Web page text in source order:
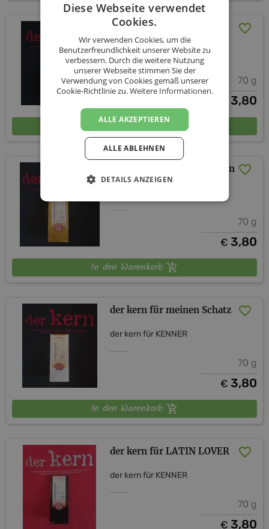
der kern für Exoten
der kern für KENNER
70 g
3,80
In den Warenkorb
der kern für Zimtschnecken
70 g
€ 3,80
In den Warenkorb
der kern für meinen Schatz
der kern für KENNER
70 g
€ 3,80
In den Warenkorb
der kern für LATIN LOVER
der kern für KENNER
70 g
€ 3,80
Diese Webseite verwendet
Cookies.
Wir verwenden Cookies, um die
Benutzerfreundlichkeit unserer Website zu
verbessern. Durch die weitere Nutzung
unserer Webseite stimmen Sie der
Verwendung von Cookies gemäß unserer
Cookie-Richtlinie zu.Weitere Informationen.
ALLE AKZEPTIEREN
ALLE ABLEHNEN
DETAILS ANZEIGEN